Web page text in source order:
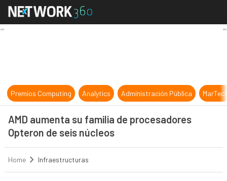
AMD aumenta su familia de
Premios Computing Analytics Administración Pública
AMD aumenta su familia de procesadores
Opteron de seis núcleos
Home Infraestructuras